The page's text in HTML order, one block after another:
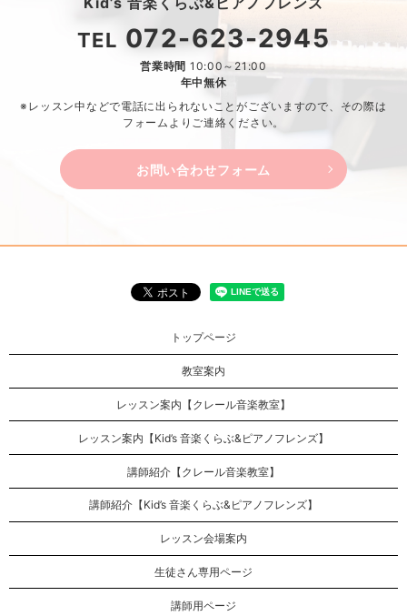
TEL 072-623-2945
営業時間 10:00～21:00
年中無休
※レッスン中などで電話に出られないことがございますので、 その際は
フォームよりご連絡ください。
お問い合わせフォーム
トップページ
教室案内
レッスン案内【クレール音楽教室】
レッスン案内【Kid’s 音楽くらぶ&ピアノフレンズ】
講師紹介【クレール音楽教室】
講師紹介【Kid’s 音楽くらぶ&ピアノフレンズ】
レッスン会場案内
生徒さん専用ページ
講師用ページ